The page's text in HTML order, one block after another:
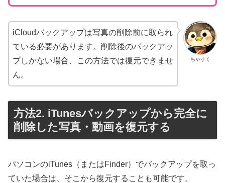
ちゃすく
iCloudバックアップは写真の削除前に取られ
ている必要があります。削除後のバックアッ
プしかない場合、この方法では復元できませ
ん。
方法2. iTunesバックアップから完全に
削除した写真・動画を復元する
パソコンのiTunes（またはFinder）でバックアップを取っ
ていた場合は、そこから復元することも可能です。